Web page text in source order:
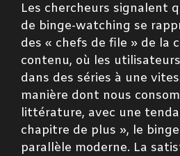
Les chercheurs signalent
de binge-watching se
des « chefs de file » de la
contenu, où les
dans des séries à une
manière dont nous
littérature, avec une
chapitre de plus », le
parallèle moderne. La